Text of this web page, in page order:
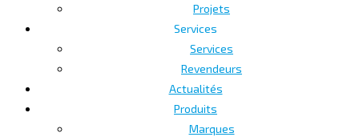
Projets
Services
Services
Revendeurs
Actualités
Produits
Marques